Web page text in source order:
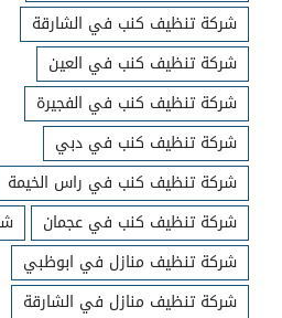
شركة تنظيف كنب في الشارقة
شركة تنظيف كنب في العين
شركة تنظيف كنب في الفجيرة
شركة تنظيف كنب في دبي
شركة تنظيف كنب في راس الخيمة
شركة تنظيف كنب في عجمان
شركة تنظيف منازل في ابوظبي
شركة تنظيف منازل في الشارقة